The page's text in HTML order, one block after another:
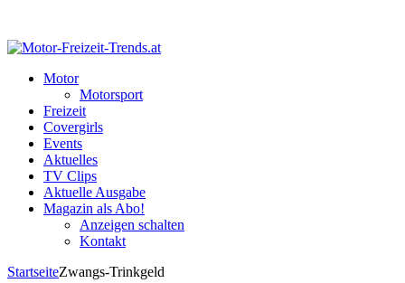
Motor
Motorsport
Freizeit
Covergirls
Events
Aktuelles
TV Clips
Aktuelle Ausgabe
Magazin als Abo!
Anzeigen schalten
Kontakt
StartseiteZwangs-Trinkgeld